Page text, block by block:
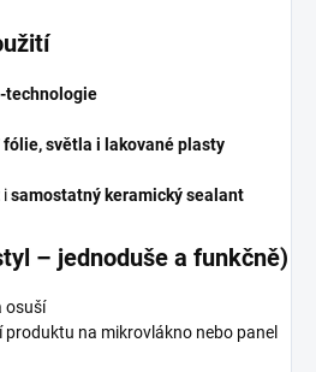
technologie
fólie, světla i lakované plasty
isamostatný keramický sealant
– jednoduše a funkčně)
osuší
produktu na mikrovlákno nebo panel